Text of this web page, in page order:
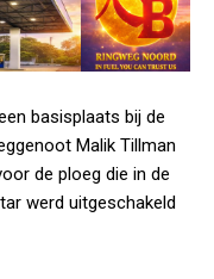
basisplaats bij de
Malik Tillman
de ploeg die in de
werd uitgeschakeld